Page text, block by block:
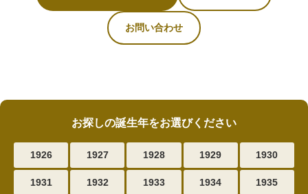
お問い合わせ
お探しの誕生年をお選びください
1926 1927 1928 1929 1930
1931 1932 1933 1934 1935